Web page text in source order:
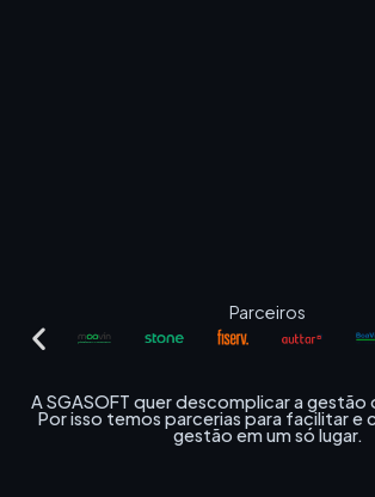
Parceiros
A SGASOFT quer descomplicar a gestão
Por isso temos parcerias para facilitar e
gestão em um só lugar.